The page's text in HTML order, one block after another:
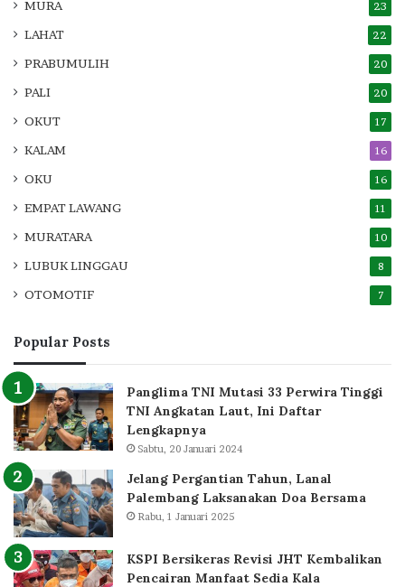
MURA 23
LAHAT 22
PRABUMULIH 20
PALI 20
OKUT 17
KALAM 16
OKU 16
EMPAT LAWANG 11
MURATARA 10
LUBUK LINGGAU 8
OTOMOTIF 7
Popular Posts
Panglima TNI Mutasi 33 Perwira Tinggi
TNI Angkatan Laut, Ini Daftar
Lengkapnya
Sabtu, 20 Januari 2024
Jelang Pergantian Tahun, Lanal
Palembang Laksanakan Doa Bersama
Rabu, 1 Januari 2025
KSPI Bersikeras Revisi JHT Kembalikan
Pencairan Manfaat Sedia Kala